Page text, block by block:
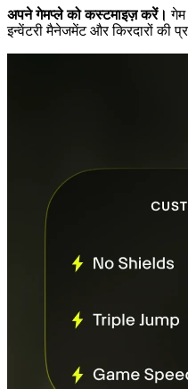
अपने गेमप्ले को कस्टमाइज़ करें। गेम
इन्वेंटरी मैनेजमेंट और किरदारों की